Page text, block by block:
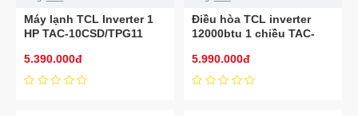
Máy lạnh TCL Inverter 1
HP TAC-10CSD/TPG11
5.390.000đ
Điều hòa TCL inverter
12000btu 1 chiều TAC-
5.990.000đ